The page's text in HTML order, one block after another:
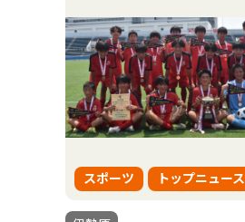
スポーツ トップニュース